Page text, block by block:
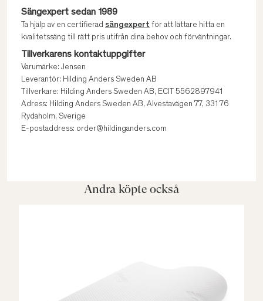
Sängexpert sedan 1989
Ta hjälp av en certifierad sängexpert för att lättare hitta en
kvalitetssäng till rätt pris utifrån dina behov och förväntningar.
Tillverkarens kontaktuppgifter
Varumärke: Jensen
Leverantör: Hilding Anders Sweden AB
Tillverkare: Hilding Anders Sweden AB, ECIT 5562897941
Adress: Hilding Anders Sweden AB, Alvestavägen 77, 331 76
Rydaholm, Sverige
E-postaddress: order@hildinganders.com
Andra köpte också